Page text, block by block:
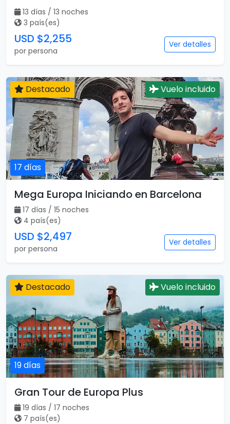
13 días / 13 noches
3 país(es)
USD $2,255
por persona
Ver detalles
17 días
Destacado Vuelo incluido
Mega Europa Iniciando en Barcelona
17 días / 15 noches
4 país(es)
USD $2,497
por persona
Ver detalles
19 días
Destacado Vuelo incluido
Gran Tour de Europa Plus
19 días / 17 noches
7 país(es)